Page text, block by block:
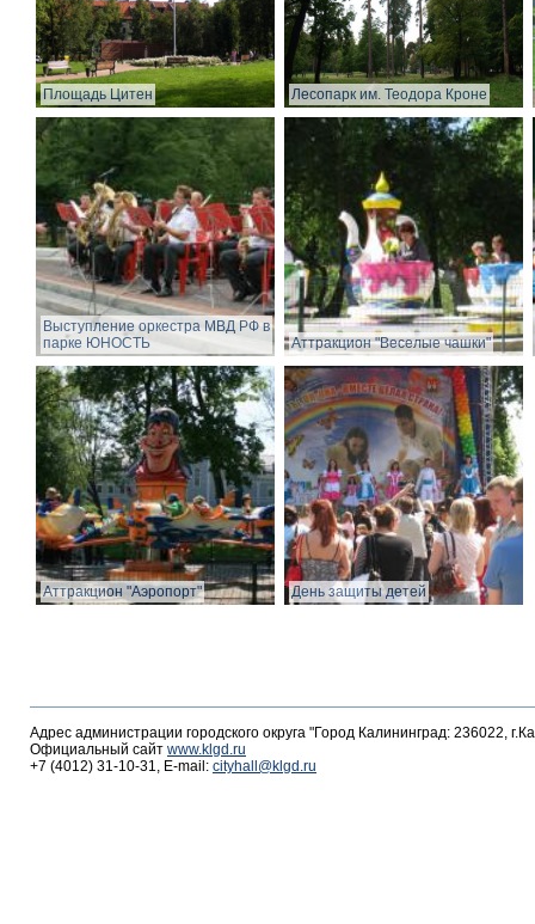
Площадь Цитен Лесопарк им. Теодора Кроне
Выступление оркестра МВД РФ в
парке ЮНОСТЬ
Аттракцион "Веселые чашки"
Аттракцион "Аэропорт" День защиты детей
Адрес администрации городского округа "Город Калининград: 236022,
Официальный сайт www.klgd.ru
+7 (4012) 31-10-31, E-mail: cityhall@klgd.ru